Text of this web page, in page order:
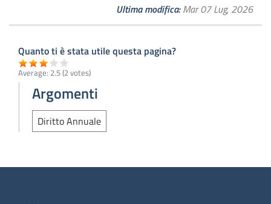
Ultima modifica Mar 07 Lug, 2026
Quanto ti è stata utile questa pagina?
Average: 2.5(2votes)
Argomenti
Diritto Annuale